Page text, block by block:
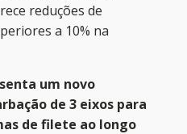
reduções de
a 10% na
um novo
de 3 eixos para
de filete ao longo